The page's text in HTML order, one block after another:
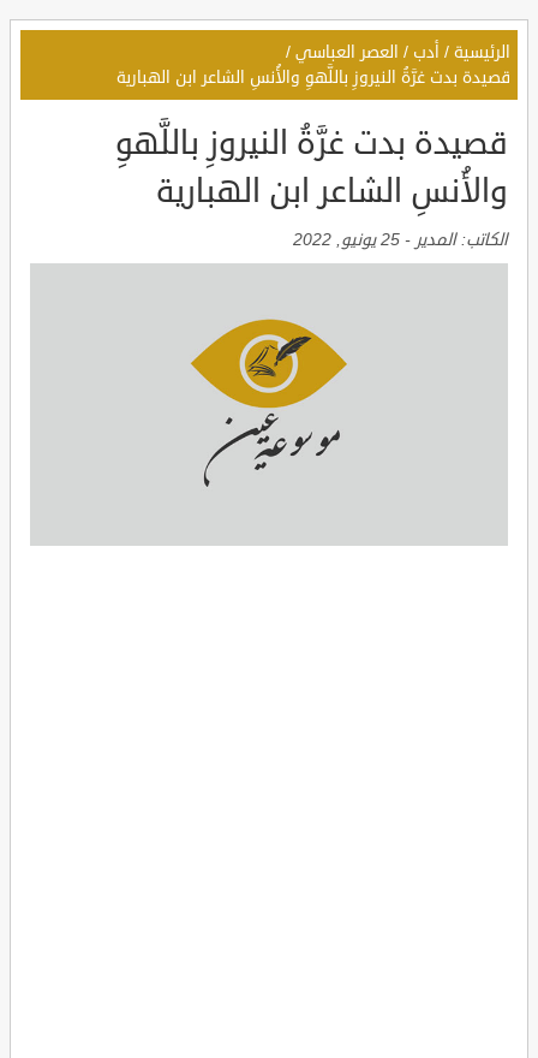
الرئيسية / أدب / العصر العباسي /
قصيدة بدت غرَّةُ النيروزِ باللَّهوِ والأُنسِ الشاعر ابن الهبارية
قصيدة بدت غرَّةُ النيروزِ باللَّهوِ
والأُنسِ الشاعر ابن الهبارية
الكاتب:المدير - 25 يونيو, 2022